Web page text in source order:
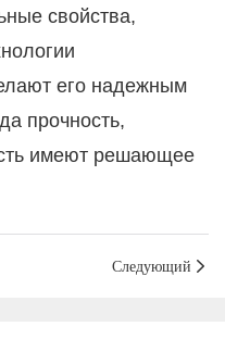
свойства,
его надежным
прочность,
имеют решающее
Следующий